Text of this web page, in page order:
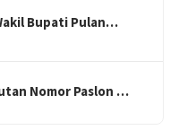
Bupati Pulan…
Nomor Paslon …